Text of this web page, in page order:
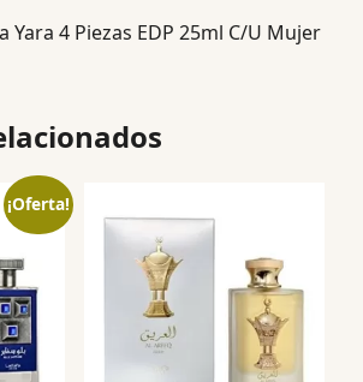
Yara 4 Piezas EDP 25ml C/U Mujer
¡Oferta!